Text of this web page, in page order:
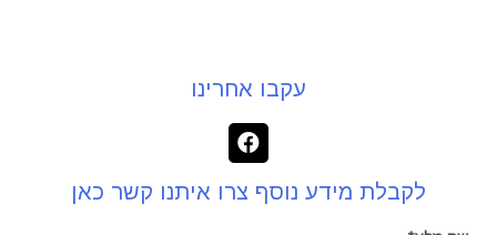
עקבו אחרינו
לקבלת מידע נוסף צרו איתנו קשר כאן